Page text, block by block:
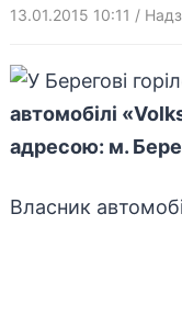
13.01.2015 10:11 /
автомобілі
адресою: м.
Власник